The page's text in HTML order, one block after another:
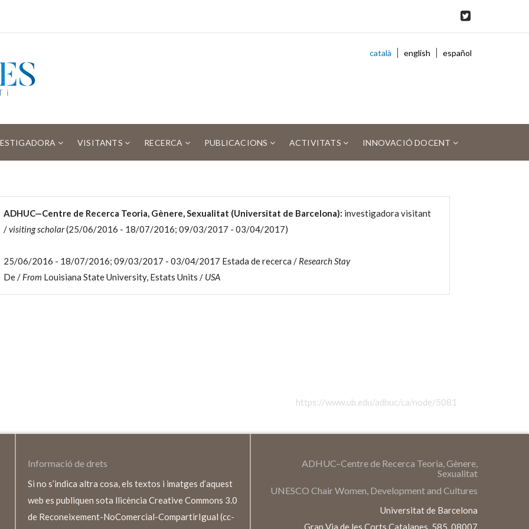
català english español
VISITANTS RECERCA PUBLICACIONS ACTIVITATS INNOVACIÓ DOCENT
ADHUC—Centre de Recerca Teoria, Gènere, Sexualitat (Universitat de Barcelona): investigadora visitant
/visiting scholar(25/06/2016 - 18/07/2016; 09/03/2017 - 03/04/2017)
25/06/2016 - 18/07/2016; 09/03/2017 - 03/04/2017 Estada de recerca / Research Stay
De / From Louisiana State University, Estats Units / USA
https://www.ub.edu/adhuc/ca/node/5081
Informació de drets
Si no s’indica altra cosa, els textos i imatges d’aquest
web es publiquen sota llicència Creative Commons 3.0
de Reconeixement-NoComercial-CompartirIgual (cc-
ADHUC–Centre de Recerca Teoria, Gènere,
Sexualitat
UNESCO Chair Women, Development and Cultures
Universitat de Barcelona
Gran Via de les Corts Catalanes, 585, 08007